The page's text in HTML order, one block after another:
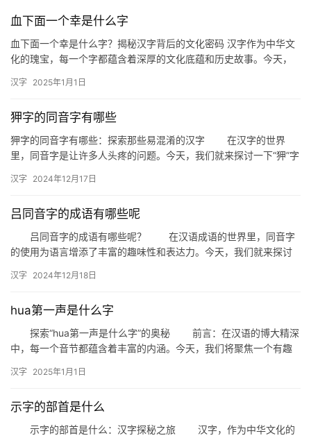
血下面一个幸是什么字
血下面一个幸是什么字？揭秘汉字背后的文化密码 汉字作为中华文
化的瑰宝，每一个字都蕴含着深厚的文化底蕴和历史故事。今天，
一…
汉字 2025年1月1日
狎字的同音字有哪些
狎字的同音字有哪些：探索那些易混淆的汉字 在汉字的世界
里，同音字是让许多人头疼的问题。今天，我们就来探讨一下“狎”字
汉字 2024年12月17日
吕同音字的成语有哪些呢
吕同音字的成语有哪些呢？ 在汉语成语的世界里，同音字
的使用为语言增添了丰富的趣味性和表达力。今天，我们就来探讨
用…
汉字 2024年12月18日
hua第一声是什么字
探索“hua第一声是什么字”的奥秘 前言：在汉语的博大精深
中，每一个音节都蕴含着丰富的内涵。今天，我们将聚焦一个有趣
汉字 2025年1月1日
示字的部首是什么
示字的部首是什么：汉字探秘之旅 汉字，作为中华文化的